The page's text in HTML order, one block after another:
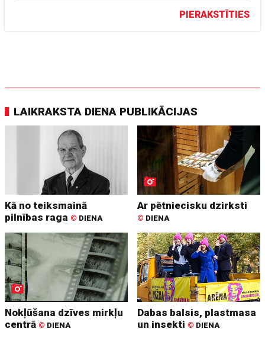
PIERAKSTĪTIES
LAIKRAKSTA DIENA PUBLIKĀCIJAS
Kā no teiksmainā
pilnības raga © DIENA
Ar pētniecisku dzirksti
© DIENA
Nokļūšana dzīves mirkļu
centrā © DIENA
Dabas balsis, plastmasa
un insekti © DIENA